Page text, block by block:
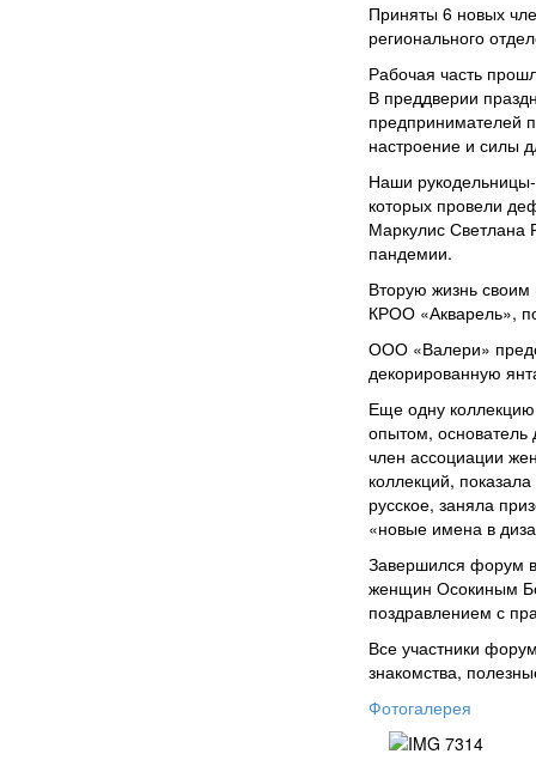
Приняты 6 новых
регионального
Рабочая часть
В преддверии
предпринимателей
настроение и силы
Наши
которых провели
Маркулис Светлана
пандемии.
Вторую жизнь
КРОО «Акварель»,
ООО «Валери»
декорированную
Еще одну
опытом, основатель
член ассоциации
коллекций,
русское, заняла
«новые имена в
Завершился форум
женщин Осокиным
поздравлением с
Все участники
знакомства,
Фотогалерея